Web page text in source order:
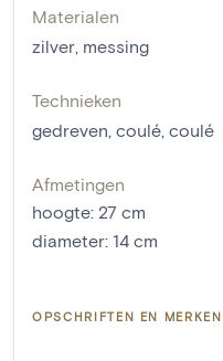
Materialen
zilver, messing
Technieken
gedreven, coulé, coulé
Afmetingen
hoogte: 27 cm
diameter: 14 cm
OPSCHRIFTEN EN MERKEN